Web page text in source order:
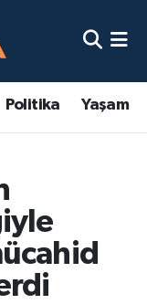
Politika Yaşam
ve Fikstür